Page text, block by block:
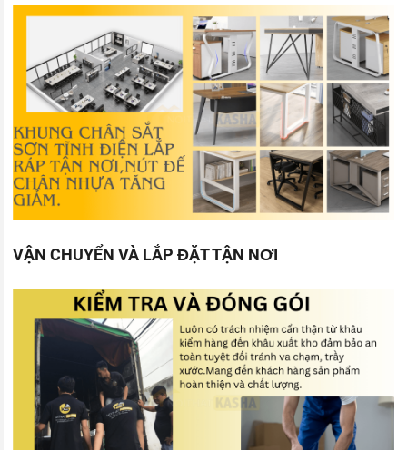
VẬN CHUYỂN VÀ LẮP ĐẶT TẬN NƠI